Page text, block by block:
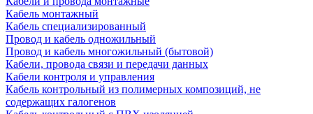
Кабель монтажный
Кабель специализированный
Провод и кабель одножильный
Провод и кабель многожильный (бытовой)
Кабели, провода связи и передачи данных
Кабели контроля и управления
Кабель контрольный из полимерных композиций, не
содержащих галогенов